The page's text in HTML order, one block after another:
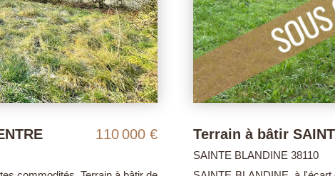
110 000 € Terrain à bâtir
SAINTE BLANDINE 38110